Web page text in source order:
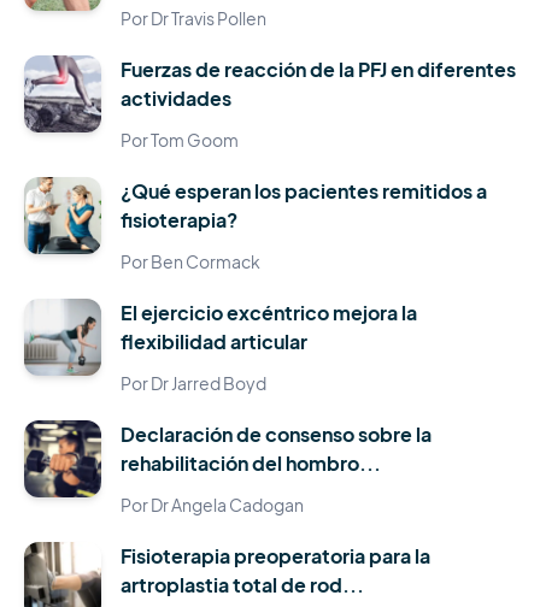
Por Dr Travis Pollen
Fuerzas de reacción de la PFJ en diferentes
actividades
Por Tom Goom
¿Qué esperan los pacientes remitidos a
fisioterapia?
Por Ben Cormack
El ejercicio excéntrico mejora la
flexibilidad articular
Por Dr Jarred Boyd
Declaración de consenso sobre la
rehabilitación del hombro...
Por Dr Angela Cadogan
Fisioterapia preoperatoria para la
artroplastia total de rod...